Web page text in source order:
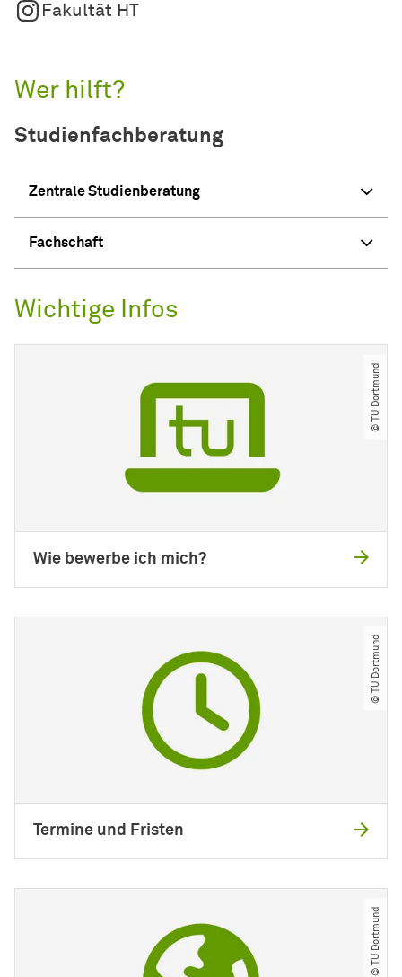
Fakultät HT
Wer hilft?
Studienfachberatung
Zentrale Studienberatung
Fachschaft
Wichtige Infos
© TU Dortmund
Wie bewerbe ich mich?
© TU Dortmund
Termine und Fristen
© TU Dortmund